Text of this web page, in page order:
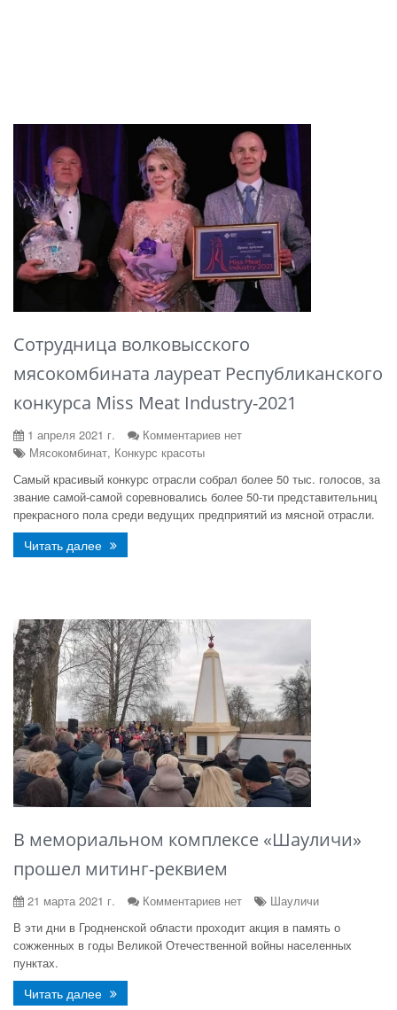
Сотрудница волковысского
мясокомбината лауреат Республиканского
конкурса Miss Meat Industry-2021
1 апреля 2021 г.
Комментариев нет
Мясокомбинат, Конкурс красоты
Самый красивый конкурс отрасли собрал более 50 тыс. голосов, за
звание самой-самой соревновались более 50-ти представительниц
прекрасного пола среди ведущих предприятий из мясной отрасли.
Читать далее
В мемориальном комплексе «Шауличи»
прошел митинг-реквием
21 марта 2021 г. Комментариев нет
Шауличи
В эти дни в Гродненской области проходит акция в память о
сожженных в годы Великой Отечественной войны населенных
пунктах.
Читать далее